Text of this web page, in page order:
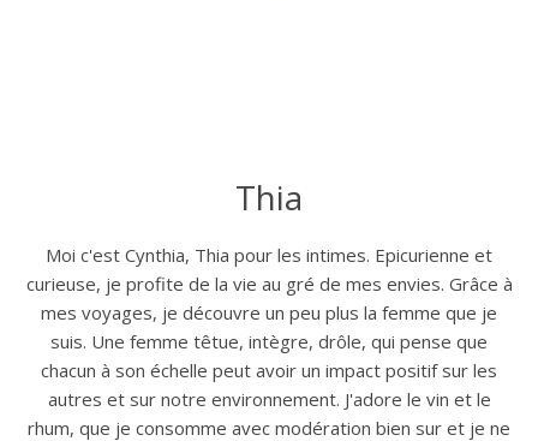
Thia
Moi c'est Cynthia, Thia pour les intimes. Epicurienne et
curieuse, je profite de la vie au gré de mes envies. Grâce à
mes voyages, je découvre un peu plus la femme que je
suis. Une femme têtue, intègre, drôle, qui pense que
chacun à son échelle peut avoir un impact positif sur les
autres et sur notre environnement. J'adore le vin et le
rhum, que je consomme avec modération bien sur et je ne